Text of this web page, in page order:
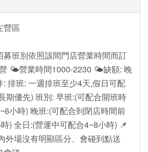
營區
募班別依照該間門店營業時間而訂
🌤️營業時間1000-2230 🌤️缺額: 晚
: 排班: 一週排班至少4天,假日可配
期優先) 班別: 早班:(可配合開班時
小時) 晚班:(可配合到閉店時間前
) 全日:(營運中可配合4~8小時) 📌
外場沒有明顯區分、會碰到點送